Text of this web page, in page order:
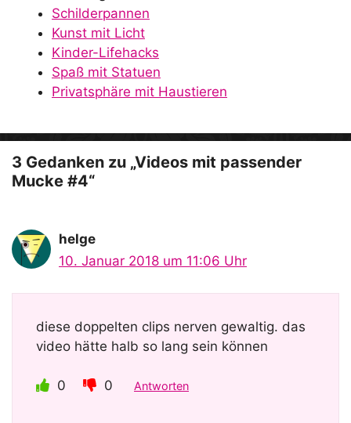
d
e
o
Schilderpannen
Kunst mit Licht
Kinder-Lifehacks
Spaß mit Statuen
Privatsphäre mit Haustieren
3 Gedanken zu „Videos mit passender
Mucke #4“
helge
10. Januar 2018 um 11:06 Uhr
diese doppelten clips nerven gewaltig. das
video hätte halb so lang sein können
0 0 Antworten